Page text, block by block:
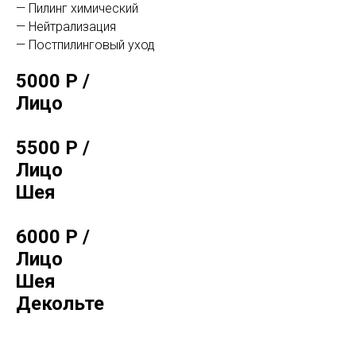
— Пилинг химический
— Нейтрализация
— Постпилинговый уход
5000 Р /
Лицо
5500 Р /
Лицо
Шея
6000 Р /
Лицо
Шея
Декольте